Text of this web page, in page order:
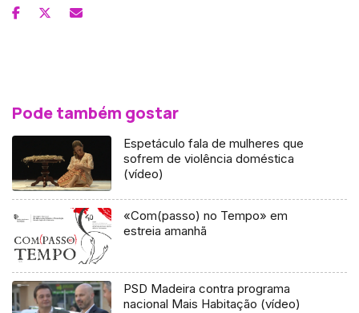
Pode também gostar
Espetáculo fala de mulheres que
sofrem de violência doméstica
(vídeo)
«Com(passo) no Tempo» em
estreia amanhã
PSD Madeira contra programa
nacional Mais Habitação (vídeo)